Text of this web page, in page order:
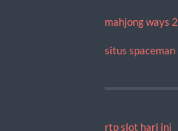
mahjong ways 2
situs spaceman
rtp slot hari ini